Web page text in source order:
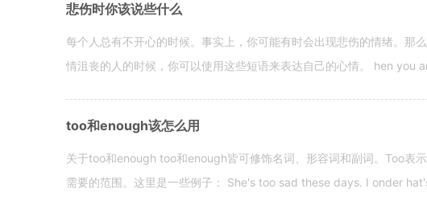
悲伤时你该说些什么
每个人总有不开心的时候。事实上，你可能有时会出现悲伤的情绪。那
情沮丧的人的时候，你可以使用这些短语来表达自己的心情。 hen you
too和enough该怎么用
关于too和enough too和enough皆可修饰名词、形容词和副词。Too表
需要的范围。这里是一些例子： She's too sad these days. I onder